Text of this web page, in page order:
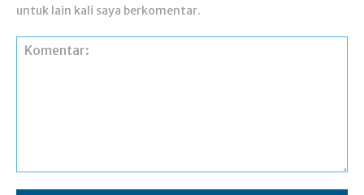
untuk lain kali saya berkomentar.